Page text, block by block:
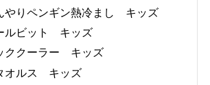
やりペンギン熱冷まし キッズ
ルビット キッズ
ククーラー キッズ
オルス キッズ